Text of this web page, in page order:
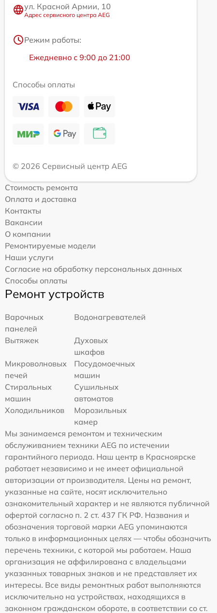
ул. Красной Армии, 10
Адрес сервисного центра AEG
Режим работы:
Ежедневно с 9:00 до 21:00
Способы оплаты
© 2026 Сервисный центр AEG
Стоимость ремонта
Оплата и доставка
Контакты
Вакансии
О компании
Ремонтируемые модели
Наши услуги
Согласие на обработку персональных данных
Способы оплаты
Ремонт устройств
Варочных
панелей
Водонагревателей
Вытяжек
Духовых
шкафов
Микроволновых
печей
Посудомоечных
машин
Стиральных
машин
Сушильных
автоматов
Холодильников
Морозильных
камер
Мы занимаемся ремонтом и техническим
обслуживанием техники AEG по истечении
гарантийного периода. Наш центр в Красноярске
работает независимо и не имеет официальной
авторизации от производителя. Цены на ремонт,
указанные на сайте, носят исключительно
ознакомительный характер и не являются публичной
офертой согласно п. 2 ст. 437 ГК РФ. Названия и
обозначения торговой марки AEG упоминаются
только в информационных целях — чтобы обозначить
перечень техники, с которой мы работаем. Наша
организация не аффилирована с владельцами
указанных товарных знаков и не представляет их
интересы. Все виды ремонтных работ выполняются
исключительно на устройствах, находящихся в
законном гражданском обороте, в соответствии со ст.